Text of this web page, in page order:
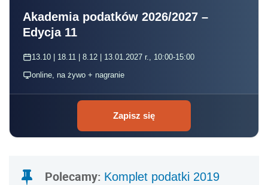
Akademia podatków 2026/2027 –
Edycja 11
13.10 | 18.11 | 8.12 | 13.01.2027 r., 10:00-15:00
online, na żywo + nagranie
Zapisz się
Polecamy: Komplet podatki 2019